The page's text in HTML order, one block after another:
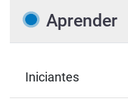
Aprender
Iniciantes